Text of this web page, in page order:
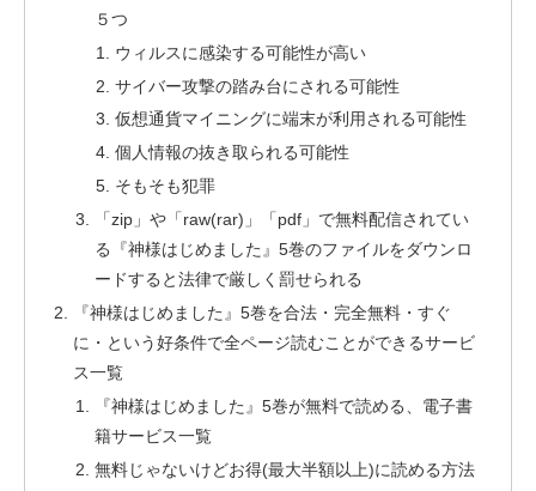
５つ
ウィルスに感染する可能性が高い
サイバー攻撃の踏み台にされる可能性
仮想通貨マイニングに端末が利用される可能性
個人情報の抜き取られる可能性
そもそも犯罪
「zip」や「raw(rar)」「pdf」で無料配信されてい
る『神様はじめました』5巻のファイルをダウンロ
ードすると法律で厳しく罰せられる
『神様はじめました』5巻を合法・完全無料・すぐ
に・という好条件で全ページ読むことができるサービ
ス一覧
『神様はじめました』5巻が無料で読める、電子書
籍サービス一覧
無料じゃないけどお得(最大半額以上)に読める方法